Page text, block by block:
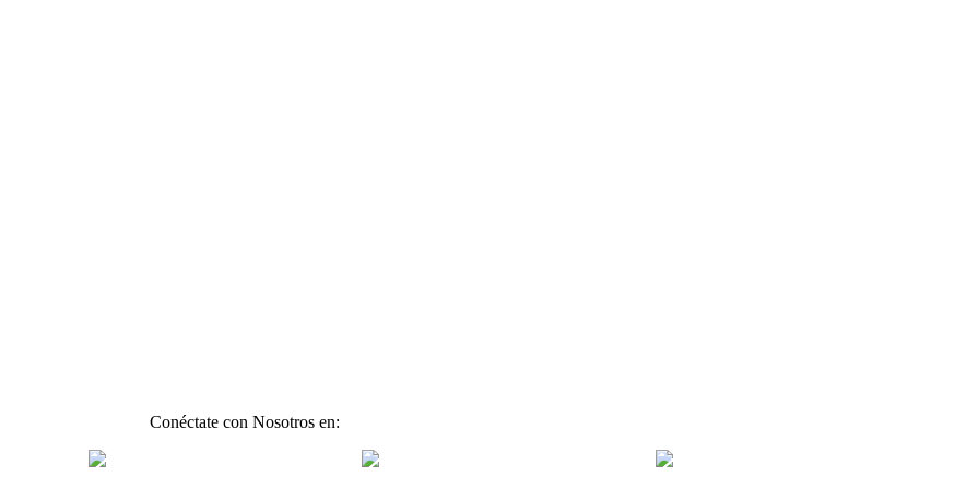
Conéctate con Nosotros en: